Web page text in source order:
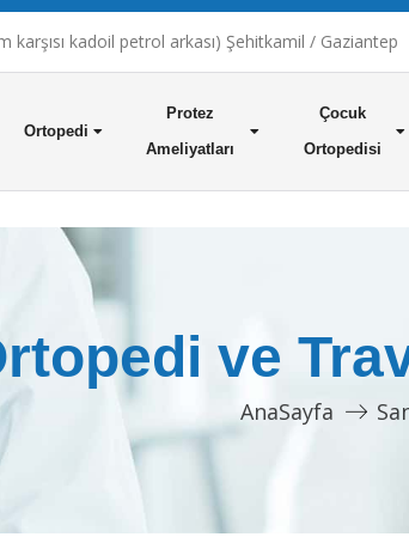
kadoil petrol arkası) Şehitkamil / Gaziantep
Ortopedi
Protez
Ameliyatları
Çocuk
Ortopedisi
ve
AnaSayfa